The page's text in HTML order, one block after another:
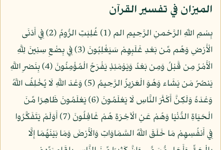
الميزان في تفسير القرآن
بِسْمِ اللّهِ الرَّحْمنِ الرَّحِيمِ الم (1) غُلِبَتِ الرُّومُ (2) فِي أَدْنَى
الْأَرْضِ وَهُم مِّن بَعْدِ غَلَبِهِمْ سَيَغْلِبُونَ (3) فِي بِضْعِ سِنِينَ لِلَّهِ
الْأَمْرُ مِن قَبْلُ وَمِن بَعْدُ وَيَوْمَئِذٍ يَفْرَحُ الْمُؤْمِنُونَ (4) بِنَصْرِ اللَّهِ
يَنصُرُ مَن يَشَاء وَهُوَ الْعَزِيزُ الرَّحِيمُ (5) وَعْدَ اللَّهِ لَا يُخْلِفُ اللَّهُ
وَعْدَهُ وَلَكِنَّ أَكْثَرَ النَّاسِ لَا يَعْلَمُونَ (6) يَعْلَمُونَ ظَاهِرًا مِّنَ
الْحَيَاةِ الدُّنْيَا وَهُمْ عَنِ الْآخِرَةِ هُمْ غَافِلُونَ (7) أَوَلَمْ يَتَفَكَّرُوا
فِي أَنفُسِهِمْ مَا خَلَقَ اللَّهُ السَّمَاوَاتِ وَالْأَرْضَ وَمَا بَيْنَهُمَا إِلَّا